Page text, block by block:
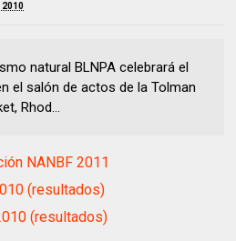
2010
natural BLNPA celebrará el
el salón de actos de la Tolman
Rhod...
NANBF 2011
(resultados)
(resultados)